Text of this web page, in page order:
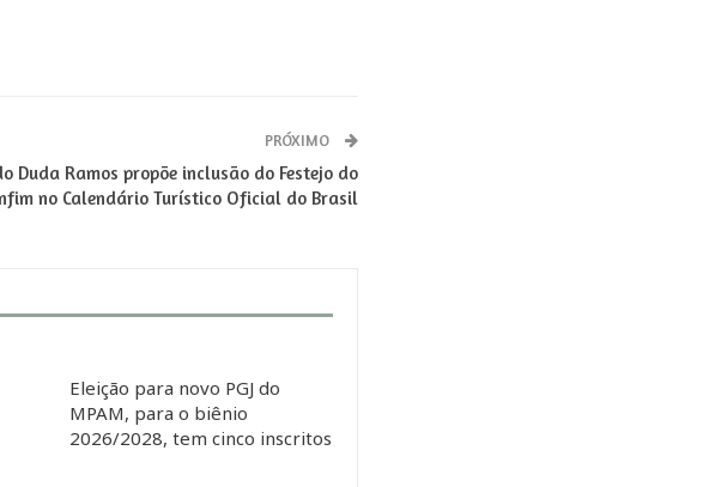
PRÓXIMO
Duda Ramos propõe inclusão do Festejo do
no Calendário Turístico Oficial do Brasil
Eleição para novo PGJ do
MPAM, para o biênio
2026/2028, tem cinco inscritos